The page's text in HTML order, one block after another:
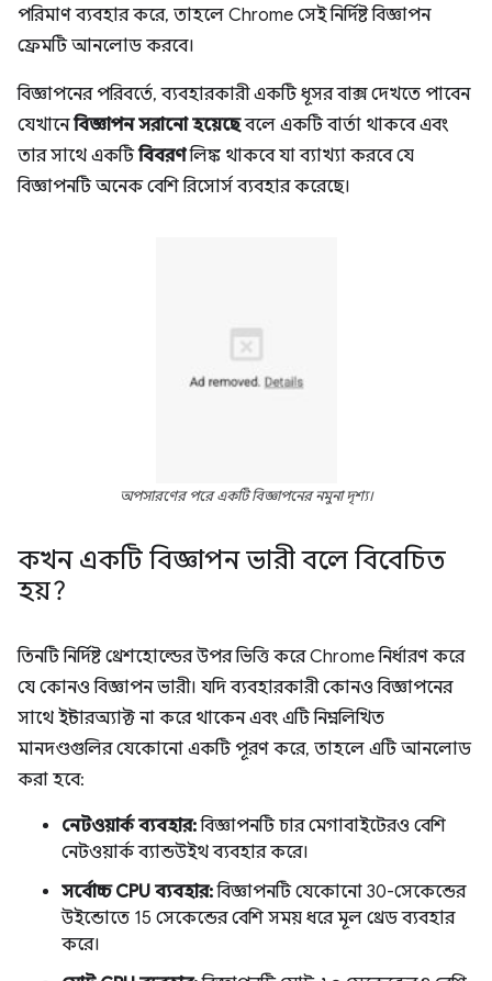
পরিমাণ ব্যবহার করে, তাহলে Chrome সেই নির্দিষ্ট বিজ্ঞাপন
ফ্রেমটি আনলোড করবে।
বিজ্ঞাপনের পরিবর্তে, ব্যবহারকারী একটি ধূসর বাক্স দেখতে পাবেন
যেখানেবিজ্ঞাপন সরানো হয়েছেবলে একটি বার্তা থাকবে এবং
তার সাথে একটিবিবরণলিঙ্ক থাকবে যা ব্যাখ্যা করবে যে
বিজ্ঞাপনটি অনেক বেশি রিসোর্স ব্যবহার করেছে।
অপসারণের পরে একটি বিজ্ঞাপনের নমুনা দৃশ্য।
কখন একটি বিজ্ঞাপন ভারী বলে বিবেচিত
হয়?
তিনটি নির্দিষ্ট থ্রেশহোল্ডের উপর ভিত্তি করে Chrome নির্ধারণ করে
যে কোনও বিজ্ঞাপন ভারী। যদি ব্যবহারকারী কোনও বিজ্ঞাপনের
সাথে ইন্টারঅ্যাক্ট না করে থাকেন এবং এটি নিম্নলিখিত
মানদণ্ডগুলির যেকোনো একটি পূরণ করে, তাহলে এটি আনলোড
করা হবে:
নেটওয়ার্ক ব্যবহার:বিজ্ঞাপনটি চার মেগাবাইটেরও বেশি
নেটওয়ার্ক ব্যান্ডউইথ ব্যবহার করে।
সর্বোচ্চ CPU ব্যবহার:বিজ্ঞাপনটি যেকোনো 30-সেকেন্ডের
উইন্ডোতে 15 সেকেন্ডের বেশি সময় ধরে মূল থ্রেড ব্যবহার
করে।